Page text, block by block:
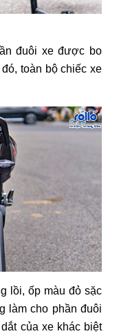
đuôi xe được bo
toàn bộ chiếc xe
lồi, ốp màu đỏ sặc
làm cho phần đuôi
của xe khác biệt